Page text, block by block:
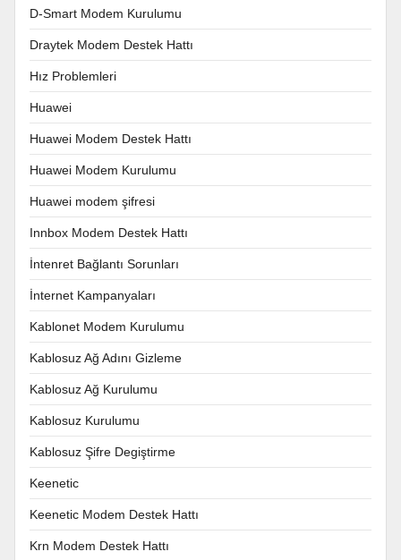
D-Smart Modem Kurulumu
Draytek Modem Destek Hattı
Hız Problemleri
Huawei
Huawei Modem Destek Hattı
Huawei Modem Kurulumu
Huawei modem şifresi
Innbox Modem Destek Hattı
İntenret Bağlantı Sorunları
İnternet Kampanyaları
Kablonet Modem Kurulumu
Kablosuz Ağ Adını Gizleme
Kablosuz Ağ Kurulumu
Kablosuz Kurulumu
Kablosuz Şifre Degiştirme
Keenetic
Keenetic Modem Destek Hattı
Krn Modem Destek Hattı